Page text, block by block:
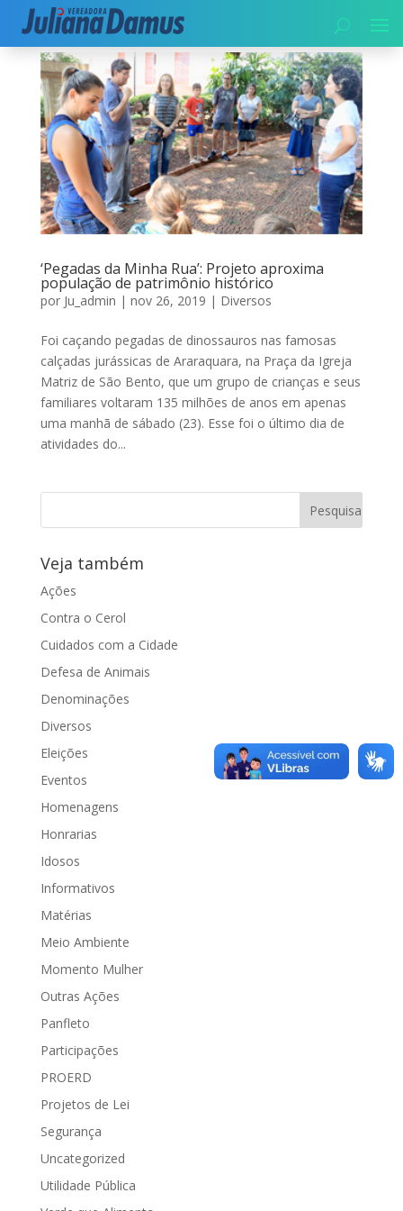
‘Pegadas da Minha Rua’: Projeto aproxima
população de patrimônio histórico
por Ju_admin | nov 26, 2019 | Diversos
Foi caçando pegadas de dinossauros nas famosas
calçadas jurássicas de Araraquara, na Praça da Igreja
Matriz de São Bento, que um grupo de crianças e seus
familiares voltaram 135 milhões de anos em apenas
uma manhã de sábado (23). Esse foi o último dia de
atividades do...
Veja também
Ações
Contra o Cerol
Cuidados com a Cidade
Defesa de Animais
Denominações
Diversos
Eleições
Eventos
Homenagens
Honrarias
Idosos
Informativos
Matérias
Meio Ambiente
Momento Mulher
Outras Ações
Panfleto
Participações
PROERD
Projetos de Lei
Segurança
Uncategorized
Utilidade Pública